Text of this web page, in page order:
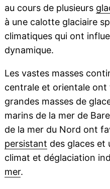
au cours de plusieurs
à une calotte glaciaire
climatiques qui ont
dynamique.
Les vastes masses
centrale et orientale
grandes masses de
marins de la mer de
de la mer du Nord ont
persistant des glaces et
climat et déglaciation
mer.